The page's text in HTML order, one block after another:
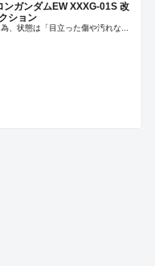
ンガンダムEW XXXG-01S 改
ション
、状態は「目立った傷や汚れな...